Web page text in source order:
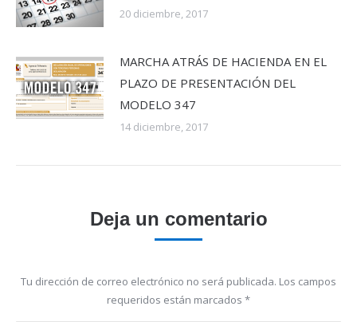
20 diciembre, 2017
MARCHA ATRÁS DE HACIENDA EN EL
PLAZO DE PRESENTACIÓN DEL
MODELO 347
14 diciembre, 2017
Deja un comentario
Tu dirección de correo electrónico no será publicada. Los campos
requeridos están marcados *